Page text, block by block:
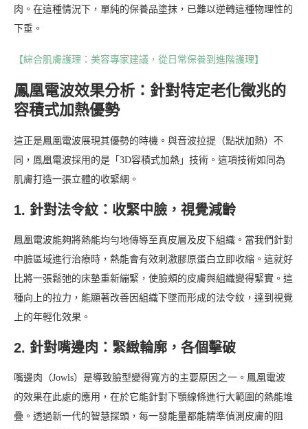
肉。在這種情況下，單純的保養品塗抹，已難以逆轉這種物理性的
下垂。
【綜合肌膚護理：美容專家建議，從日常保養到進階護理】
鳳凰電波效果分析：針對特定老化徵兆的
容積式加熱優勢
這正是鳳凰電波展現其優勢的時機。與音波拉提（點狀加熱）不
同，鳳凰電波採用的是「3D容積式加熱」技術。這項技術如同為
肌膚打造一張立體的收緊網。
1. 針對法令紋：收緊中臉，視覺減齡
鳳凰電波能夠將熱能均勻地傳導至真皮層及皮下組織。當我們針對
中臉區域進行治療時，熱能會有效刺激膠原蛋白立即收縮。這就好
比將一張鬆弛的床墊重新繃緊，使臉頰的皮膚與組織變得緊實。這
種向上的拉力，能顯著改善因組織下墜而形成的法令紋，達到視覺
上的年輕化效果。
2. 針對嘴邊肉：緊緻輪廓，各個擊破
嘴邊肉（Jowls）是導致臉型變得寬方的主要原因之一。鳳凰電波
的效果在此處的應用，在於它能針對下顎線條進行大範圍的熱能堆
疊。透過新一代的智慧探頭，每一發能量都能精準偵測皮膚的阻